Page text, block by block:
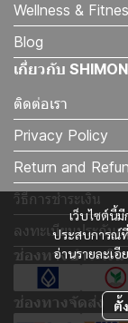
เว็บไซต์นี้
ประสบการณ์ที่
อ่านรายละเอี
ตั้
Wellness &
Blog
เกี่ยวกับ
ติดต่อเรา
Privacy Policy
Return and
วิธีการชำระเงิน
ลงทะเบียนประกัน
ช่องทางชำระเงิน
ช่องทางจัดส่ง